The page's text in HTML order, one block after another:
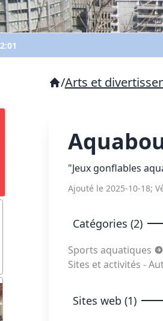
/Arts et
"Jeux gonflables
Ajouté le 2025-10-18;
Catégories (2)
Sports aquatiques
Sites et activités -
Sites web (1)